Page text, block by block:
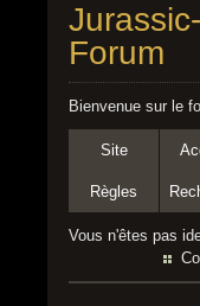
Forum
Bienvenue sur le
Site
Règles
Vous n'êtes pas